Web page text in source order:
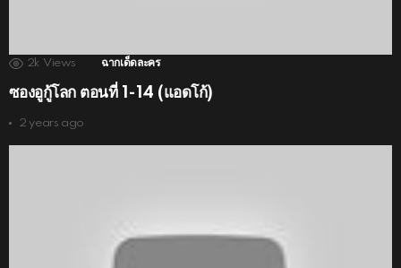
2k Views ฉากเด็ดละคร
ซองอูกู้โลก ตอนที่ 1-14 (แอดโก้)
2 years ago